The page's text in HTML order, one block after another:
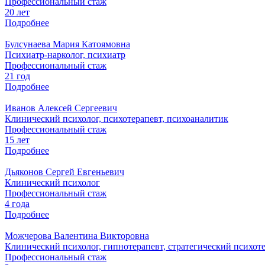
20 лет
Подробнее
Булсунаева Мария Катоямовна
Психиатр-нарколог, психиатр
Профессиональный стаж
21 год
Подробнее
Иванов Алексей Сергеевич
Клинический психолог, психотерапевт, психоаналитик
Профессиональный стаж
15 лет
Подробнее
Дьяконов Сергей Евгеньевич
Клинический психолог
Профессиональный стаж
4 года
Подробнее
Можчерова Валентина Викторовна
Клинический психолог, гипнотерапевт, стратегический
Профессиональный стаж